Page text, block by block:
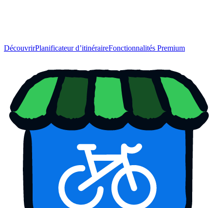
DécouvrirPlanificateur d’itinéraireFonctionnalités Premium